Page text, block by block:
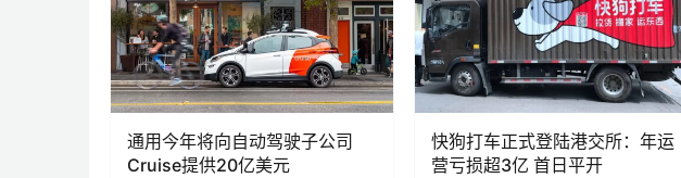
通用今年将向自动驾驶子公司
Cruise提供20亿美元
快狗打车正式登陆港交所：年运
营亏损超3亿 首日平开